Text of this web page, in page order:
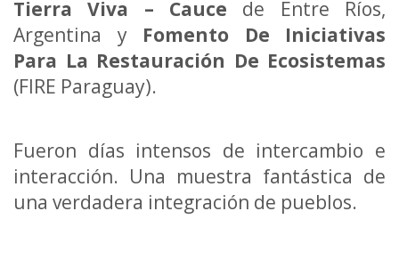
Tierra Viva – Cauce de Entre Ríos,
Argentina y Fomento De Iniciativas
Para La Restauración De Ecosistemas
(FIRE Paraguay).
Fueron días intensos de intercambio e
interacción. Una muestra fantástica de
una verdadera integración de pueblos.